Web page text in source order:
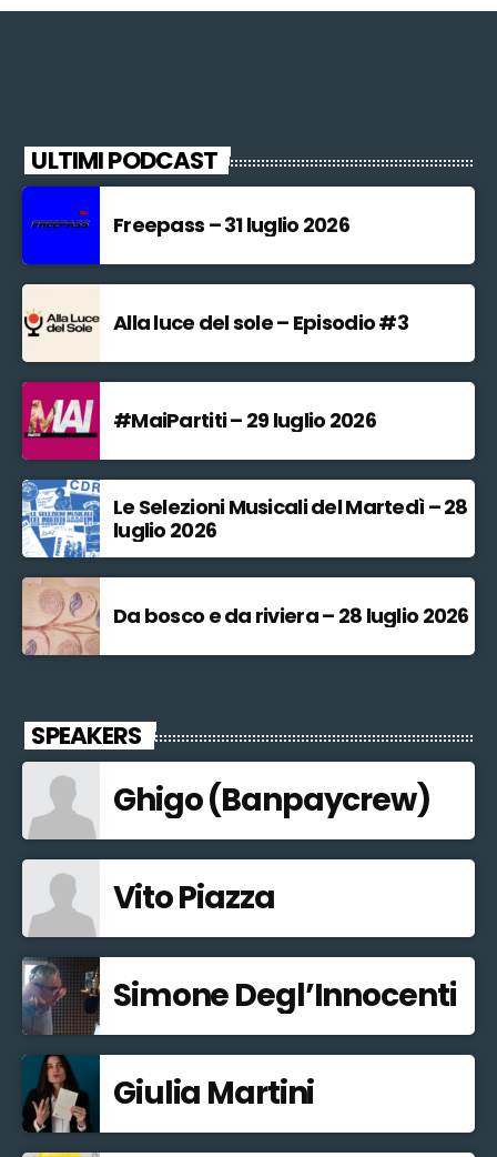
ULTIMI PODCAST
Freepass – 31 luglio 2026
Alla luce del sole – Episodio #3
#MaiPartiti – 29 luglio 2026
Le Selezioni Musicali del Martedì – 28
luglio 2026
Da bosco e da riviera – 28 luglio 2026
SPEAKERS
Ghigo (Banpaycrew)
Vito Piazza
Simone Degl’Innocenti
Giulia Martini